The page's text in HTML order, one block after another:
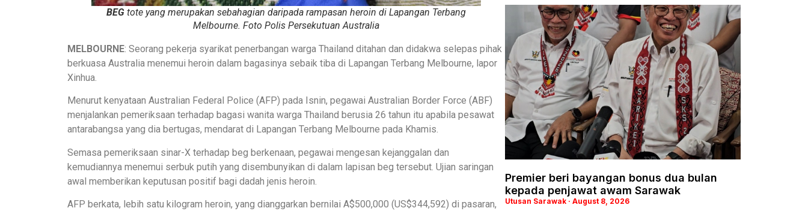
BEG tote yang merupakan sebahagian daripada rampasan heroin di Lapangan Terbang
Melbourne. Foto Polis Persekutuan Australia
MELBOURNE: Seorang pekerja syarikat penerbangan warga Thailand ditahan dan didakwa selepas pihak
berkuasa Australia menemui heroin dalam bagasinya sebaik tiba di Lapangan Terbang Melbourne, lapor
Xinhua.
Menurut kenyataan Australian Federal Police (AFP) pada Isnin, pegawai Australian Border Force (ABF)
menjalankan pemeriksaan terhadap bagasi wanita warga Thailand berusia 26 tahun itu apabila pesawat
antarabangsa yang dia bertugas, mendarat di Lapangan Terbang Melbourne pada Khamis.
Semasa pemeriksaan sinar-X terhadap beg berkenaan, pegawai mengesan kejanggalan dan
kemudiannya menemui serbuk putih yang disembunyikan di dalam lapisan beg tersebut. Ujian saringan
awal memberikan keputusan positif bagi dadah jenis heroin.
AFP berkata, lebih satu kilogram heroin, yang dianggarkan bernilai A$500,000 (US$344,592) di pasaran,
Premier beri bayangan bonus dua bulan
kepada penjawat awam Sarawak
Utusan Sarawak August 8, 2026